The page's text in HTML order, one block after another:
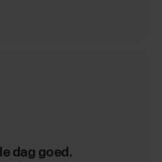
dag goed.